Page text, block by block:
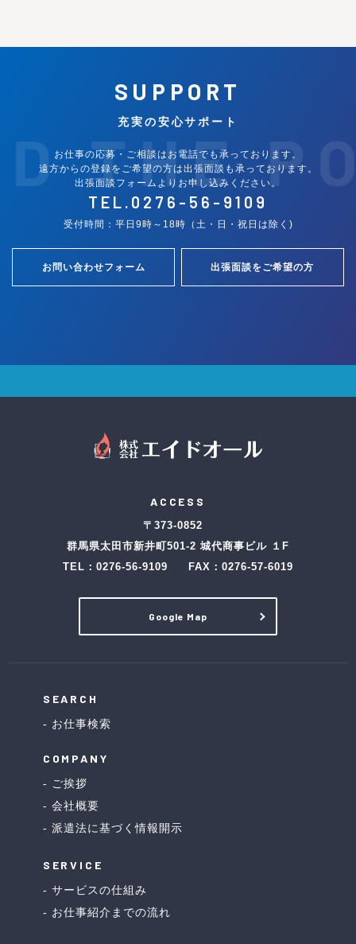
THE
SUPPORT
充実の安心サポート
お仕事の応募・ご相談はお電話でも承っております。
遠方からの登録をご希望の方は出張面談も承っております。
出張面談フォームよりお申し込みください。
TEL. 0276-56-9109
受付時間：平日9時～18時（土・日・祝日は除く)
お問い合わせフォーム 出張面談をご希望の方
ACCESS
〒373-0852
群馬県太田市新井町501-2 城代商事ビル １F
TEL： 0276-56-9109 FAX：0276-57-6019
Google Map
SEARCH
お仕事検索
COMPANY
ご挨拶
会社概要
派遣法に基づく情報開示
SERVICE
サービスの仕組み
お仕事紹介までの流れ